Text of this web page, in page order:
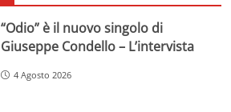
“Odio” è il nuovo singolo di
Giuseppe Condello – L’intervista
4 Agosto 2026